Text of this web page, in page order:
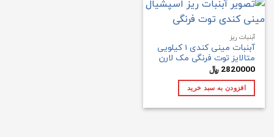
آبنبات ریز
آبنبات مینی کندی 1 کیلویی
متالایز توت فرنگی مک لارن
2820000 ﷼
افزودن به سبد خرید